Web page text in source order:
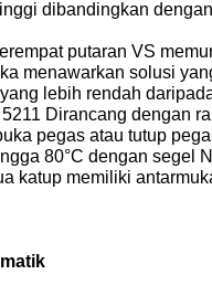
dibandingkan
putaran VS
menawarkan solusi
lebih rendah
Dirancang dengan
pegas atau tutup
80°C dengan segel
katup memiliki